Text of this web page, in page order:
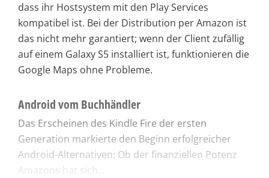
dass ihr Hostsystem mit den Play Services
kompatibel ist. Bei der Distribution per Amazon ist
das nicht mehr garantiert; wenn der Client zufällig
auf einem Galaxy S5 installiert ist, funktionieren die
Google Maps ohne Probleme.
Android vom Buchhändler
Das Erscheinen des Kindle Fire der ersten
Generation markierte den Beginn erfolgreicher
Android-Alternativen: Ob der finanziellen Potenz
Amazons hat sich...